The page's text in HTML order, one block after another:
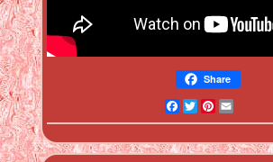
Share
Facebook
Twitter
Pinterest
Email